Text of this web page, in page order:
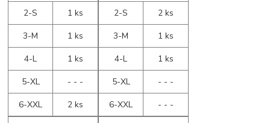
2-S
1 ks
3-M
1 ks
4-L
1 ks
5-XL
- - -
6-XXL
2 ks
2-S
2 ks
3-M
1 ks
4-L
1 ks
5-XL
- - -
6-XXL
- - -